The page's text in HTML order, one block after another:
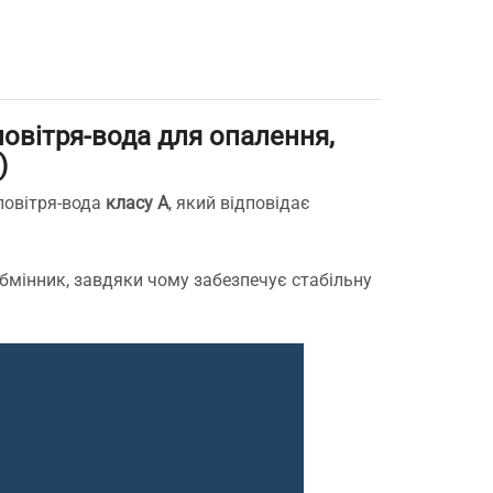
вода для опалення,
вода класу A, який відповідає
завдяки чому забезпечує стабільну